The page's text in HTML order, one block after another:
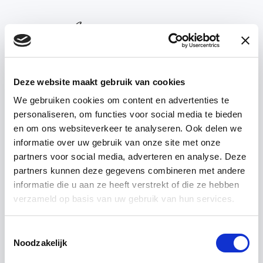
Deze website maakt gebruik van cookies
We gebruiken cookies om content en advertenties te
personaliseren, om functies voor social media te bieden
en om ons websiteverkeer te analyseren. Ook delen we
informatie over uw gebruik van onze site met onze
partners voor social media, adverteren en analyse. Deze
partners kunnen deze gegevens combineren met andere
informatie die u aan ze heeft verstrekt of die ze hebben
verzameld op basis van uw gebruik van hun services.
Noodzakelijk
PARK & GÄRTEN
ACHTERHUIS
Park & Gärten